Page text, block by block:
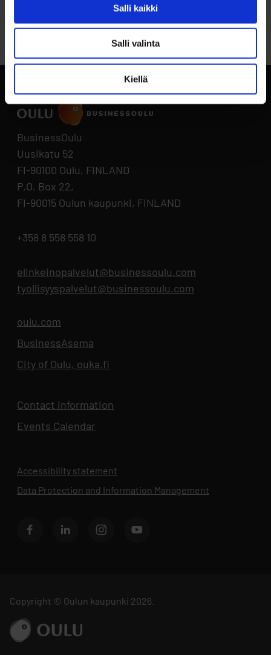
Salli kaikki
Salli valinta
Kiellä
Back to top
BusinessOulu
Uusikatu 52
FI-90100 Oulu, FINLAND
P.O. Box 22,
FI-90015 Oulun kaupunki, FINLAND
+358 8 558 558 10
elinkeinopalvelut@businessoulu.com
tyollisyyspalvelut@businessoulu.com
oulu.com
BusinessAsema
City of Oulu, ouka.fi
Contact information
Events Calendar
Accessibility statement
Data Protection and Information Management
BusinessOulu's Facebook page
BusinessOulu's LinkedIn page
BusinessOulu's Instagram page
BusinessAsema's YouTube
Copyright © Oulun kaupunki 2026.
Go to ouka.fi